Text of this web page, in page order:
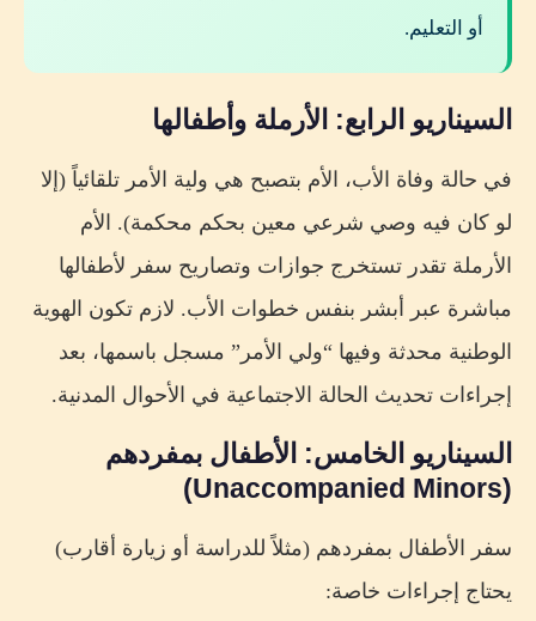
أو التعليم.
السيناريو الرابع: الأرملة وأطفالها
في حالة وفاة الأب، الأم بتصبح هي ولية الأمر تلقائياً (إلا
لو كان فيه وصي شرعي معين بحكم محكمة). الأم
الأرملة تقدر تستخرج جوازات وتصاريح سفر لأطفالها
مباشرة عبر أبشر بنفس خطوات الأب. لازم تكون الهوية
الوطنية محدثة وفيها “ولي الأمر” مسجل باسمها، بعد
إجراءات تحديث الحالة الاجتماعية في الأحوال المدنية.
السيناريو الخامس: الأطفال بمفردهم
(Unaccompanied Minors)
سفر الأطفال بمفردهم (مثلاً للدراسة أو زيارة أقارب)
يحتاج إجراءات خاصة: